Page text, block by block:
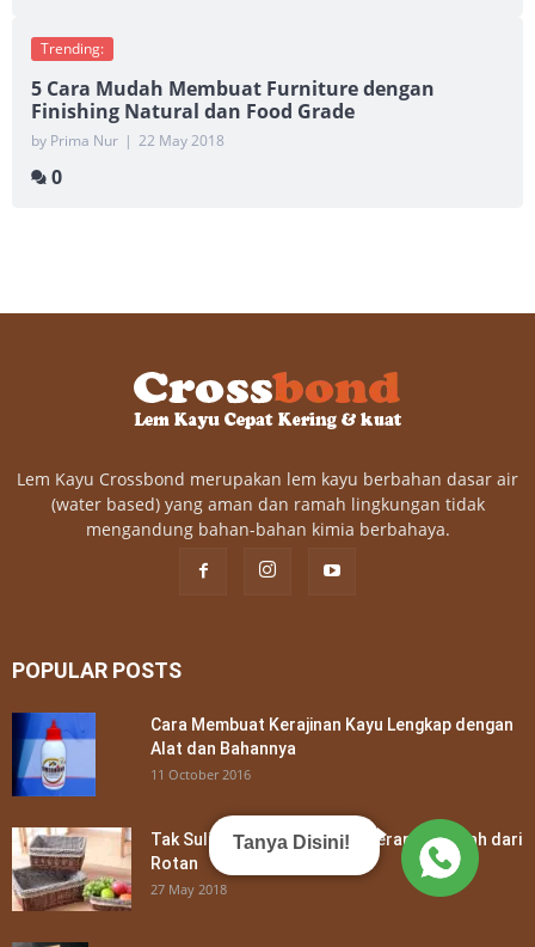
Trending:
5 Cara Mudah Membuat Furniture dengan
Finishing Natural dan Food Grade
by Prima Nur | 22 May 2018
0
Lem Kayu Crossbond merupakan lem kayu berbahan dasar air
(water based) yang aman dan ramah lingkungan tidak
mengandung bahan-bahan kimia berbahaya.
POPULAR POSTS
Cara Membuat Kerajinan Kayu Lengkap dengan
Alat dan Bahannya
11 October 2016
Tak Sulit, Ini Cara Membuat Keranjang Buah dari
Rotan
27 May 2018
Tanya Disini!